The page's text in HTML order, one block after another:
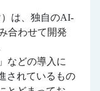
は、独自のAI-
合わせて開発
などの導入に
されているもの